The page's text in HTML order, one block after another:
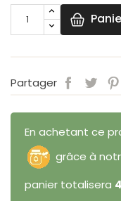
Partager
En achetant ce
grâce à
panier totalisera